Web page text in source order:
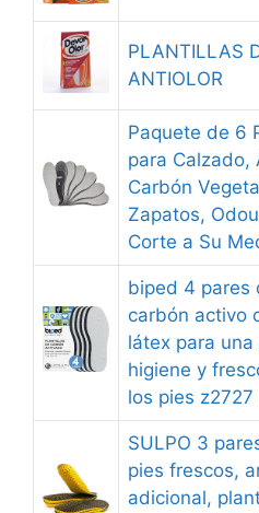
PLANTILLAS
ANTIOLOR
Paquete de 6
para Calzado,
Carbón
Zapatos,
Corte a Su
biped 4 pares
carbón activo
látex para
higiene y
los pies z2727
SULPO 3
pies frescos,
adicional,